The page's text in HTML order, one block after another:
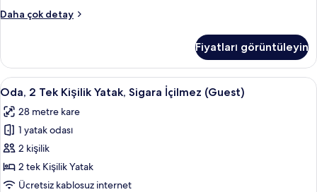
İçilmez
fotoğrafları
görün
Daha çok detay
Oda,
(King)
Boy
Yatak,
İçilmez
hakkında
fazla
detay
Fiyatları görüntüleyin
Oda,
2
Tek
Kişilik
Yatak,
Sigara
İçilmez
Odada kasa, dizüstü bilgisayar
5
Oda, 2 Tek Kişilik Yatak, Sigara İçilmez (Guest)
28 metre kare
1 yatak odası
2 kişilik
2 tek Kişilik Yatak
Ücretsiz kablosuz internet